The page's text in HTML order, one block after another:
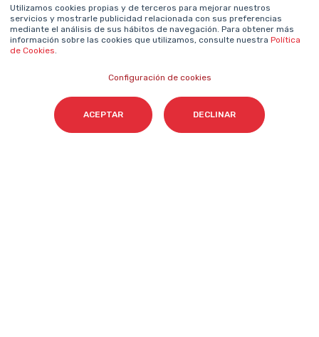
Utilizamos cookies propias y de terceros para mejorar nuestros
servicios y mostrarle publicidad relacionada con sus preferencias
mediante el análisis de sus hábitos de navegación. Para obtener más
información sobre las cookies que utilizamos, consulte nuestra Política
de Cookies.
Configuración de cookies
ACEPTAR DECLINAR
ENLACES DE
INTERÉS
¿Por qué hacer
Marketing?
Metodologías propias
Valores y equipos
Únete a nosotros
LEGAL
Política de privacidad
Sistema interno de
Declaración de
accesibilidad